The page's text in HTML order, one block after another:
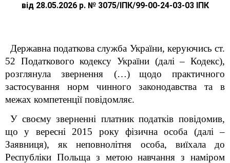
від 28.05.2026 р. № 3075/ІПК/99-00-24-03-03 ІПК
Державна податкова служба України, керуючись ст.
52 Податкового кодексу України (далі –Кодекс),
розглянула звернення (…)
щодо практичного
застосування норм чинного законодавства та в
межах компетенції повідомляє.
У своєму зверненні платник податків повідомив,
що у вересні 2015 року фізична особа (далі –
Заявниця), як неповнолітня особа, виїхала до
Республіки Польща з метою навчання з наміром